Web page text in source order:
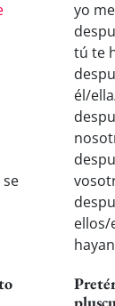
yo
tú te
él/
ellos/